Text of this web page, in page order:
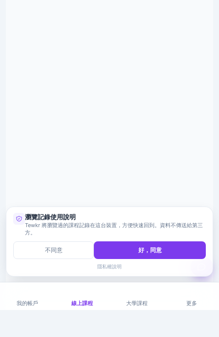
我的帳戶 線上課程 大學課程 更多
瀏覽記錄使用說明
Tewkr 將瀏覽過的課程記錄在這台裝置，方便快速回到。資料不傳送給第三
方。
不同意 好，同意
隱私權說明